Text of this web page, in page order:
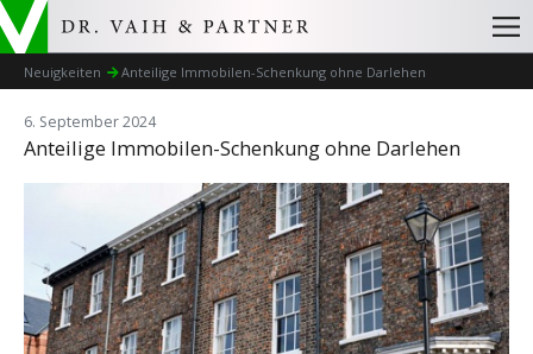
Neuigkeiten Anteilige Immobilen-Schenkung ohne Darlehen
6. September 2024
Anteilige Immobilen-Schenkung ohne Darlehen